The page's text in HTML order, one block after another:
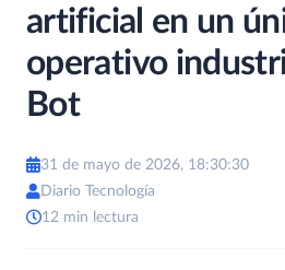
artificial en un
operativo
Bot
31 de mayo de 2026, 18:30:30
Diario Tecnología
12 min lectura